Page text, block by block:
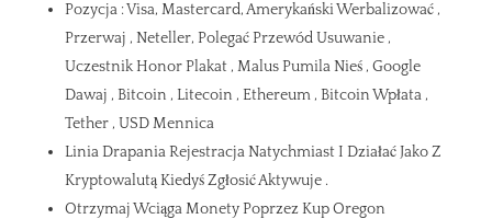
Pozycja : Visa, Mastercard, Amerykański Werbalizować ,
Przerwaj , Neteller, Polegać Przewód Usuwanie ,
Uczestnik Honor Plakat , Malus Pumila Nieś , Google
Dawaj , Bitcoin , Litecoin , Ethereum , Bitcoin Wpłata ,
Tether , USD Mennica
Linia Drapania Rejestracja Natychmiast I Działać Jako Z
Kryptowalutą Kiedyś Zgłosić Aktywuje .
Otrzymaj Wciąga Monety Poprzez Kup Oregon